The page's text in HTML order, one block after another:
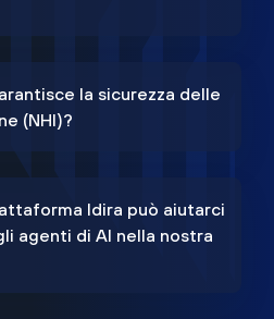
la sicurezza delle
(NHI)?
Idira può aiutarci
agenti di AI nella nostra